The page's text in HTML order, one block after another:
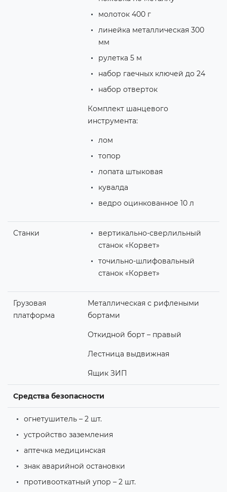
молоток 400 г
линейка металлическая 300
мм
рулетка 5 м
набор гаечных ключей до 24
набор отверток
Комплект шанцевого
инструмента:
лом
топор
лопата штыковая
кувалда
ведро оцинкованное 10 л
Станки
вертикально-сверлильный
станок «Корвет»
точильно-шлифовальный
станок «Корвет»
Грузовая
платформа
Металлическая с рифлеными
бортами
Откидной борт – правый
Лестница выдвижная
Ящик ЗИП
Средства безопасности
огнетушитель – 2 шт.
устройство заземления
аптечка медицинская
знак аварийной остановки
противооткатный упор – 2 шт.